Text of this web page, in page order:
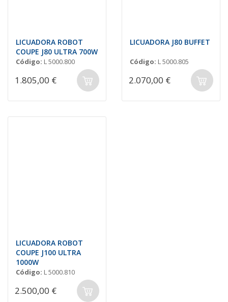
LICUADORA ROBOT
COUPE J80 ULTRA 700W
Código: L 5000.800
1.805,00 €
LICUADORA J80 BUFFET
Código: L 5000.805
2.070,00 €
LICUADORA ROBOT
COUPE J100 ULTRA
1000W
Código: L 5000.810
2.500,00 €